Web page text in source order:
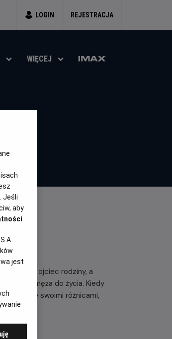
LOGIN REJESTRACJA
WIĘCEJ
umiera ojciec rodziny, a
jej męża do życia. Kiedy
się ze swoimi różnicami,
Jeśli
aby
jest